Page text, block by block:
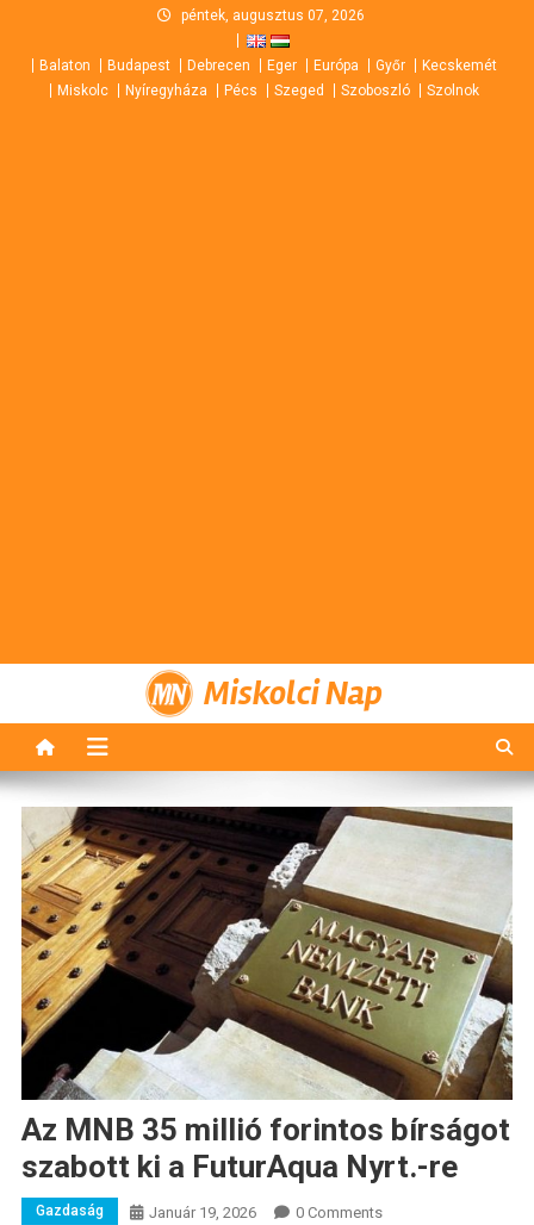
content
péntek, augusztus 07, 2026
Balaton Budapest Debrecen Eger Európa Győr
Kecskemét
Miskolc
Nyíregyháza Pécs Szeged Szoboszló Szolnok
Miskolci Nap
Az MNB 35 millió forintos bírságot
szabott ki a FuturAqua Nyrt.-re
Gazdaság Január 19, 2026 0 Comments